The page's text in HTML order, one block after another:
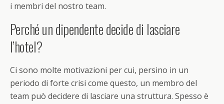
i membri del nostro team.
Perché un dipendente decide di lasciare
l’hotel?
Ci sono molte motivazioni per cui, persino in un
periodo di forte crisi come questo, un membro del
team può decidere di lasciare una struttura. Spesso è